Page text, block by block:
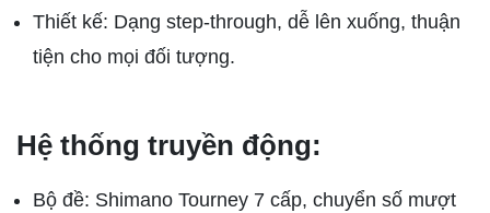
Thiết kế: Dạng step-through, dễ lên xuống, thuận
tiện cho mọi đối tượng.
Hệ thống truyền động:
Bộ đề: Shimano Tourney 7 cấp, chuyển số mượt